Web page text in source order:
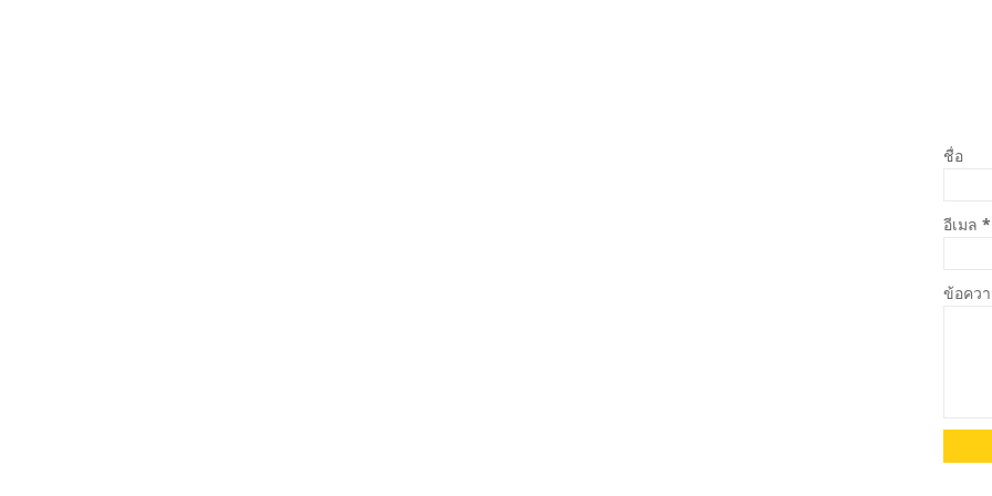
ชื่อ
อีเมล *
ข้อคว